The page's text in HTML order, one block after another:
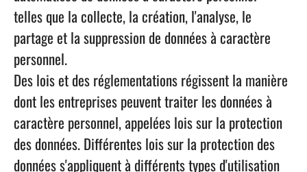
telles que la collecte, la création, l'analyse, le
partage et la suppression de données à caractère
personnel.
Des lois et des réglementations régissent la manière
dont les entreprises peuvent traiter les données à
caractère personnel, appelées lois sur la protection
des données. Différentes lois sur la protection des
données s'appliquent à différents types d'utilisation